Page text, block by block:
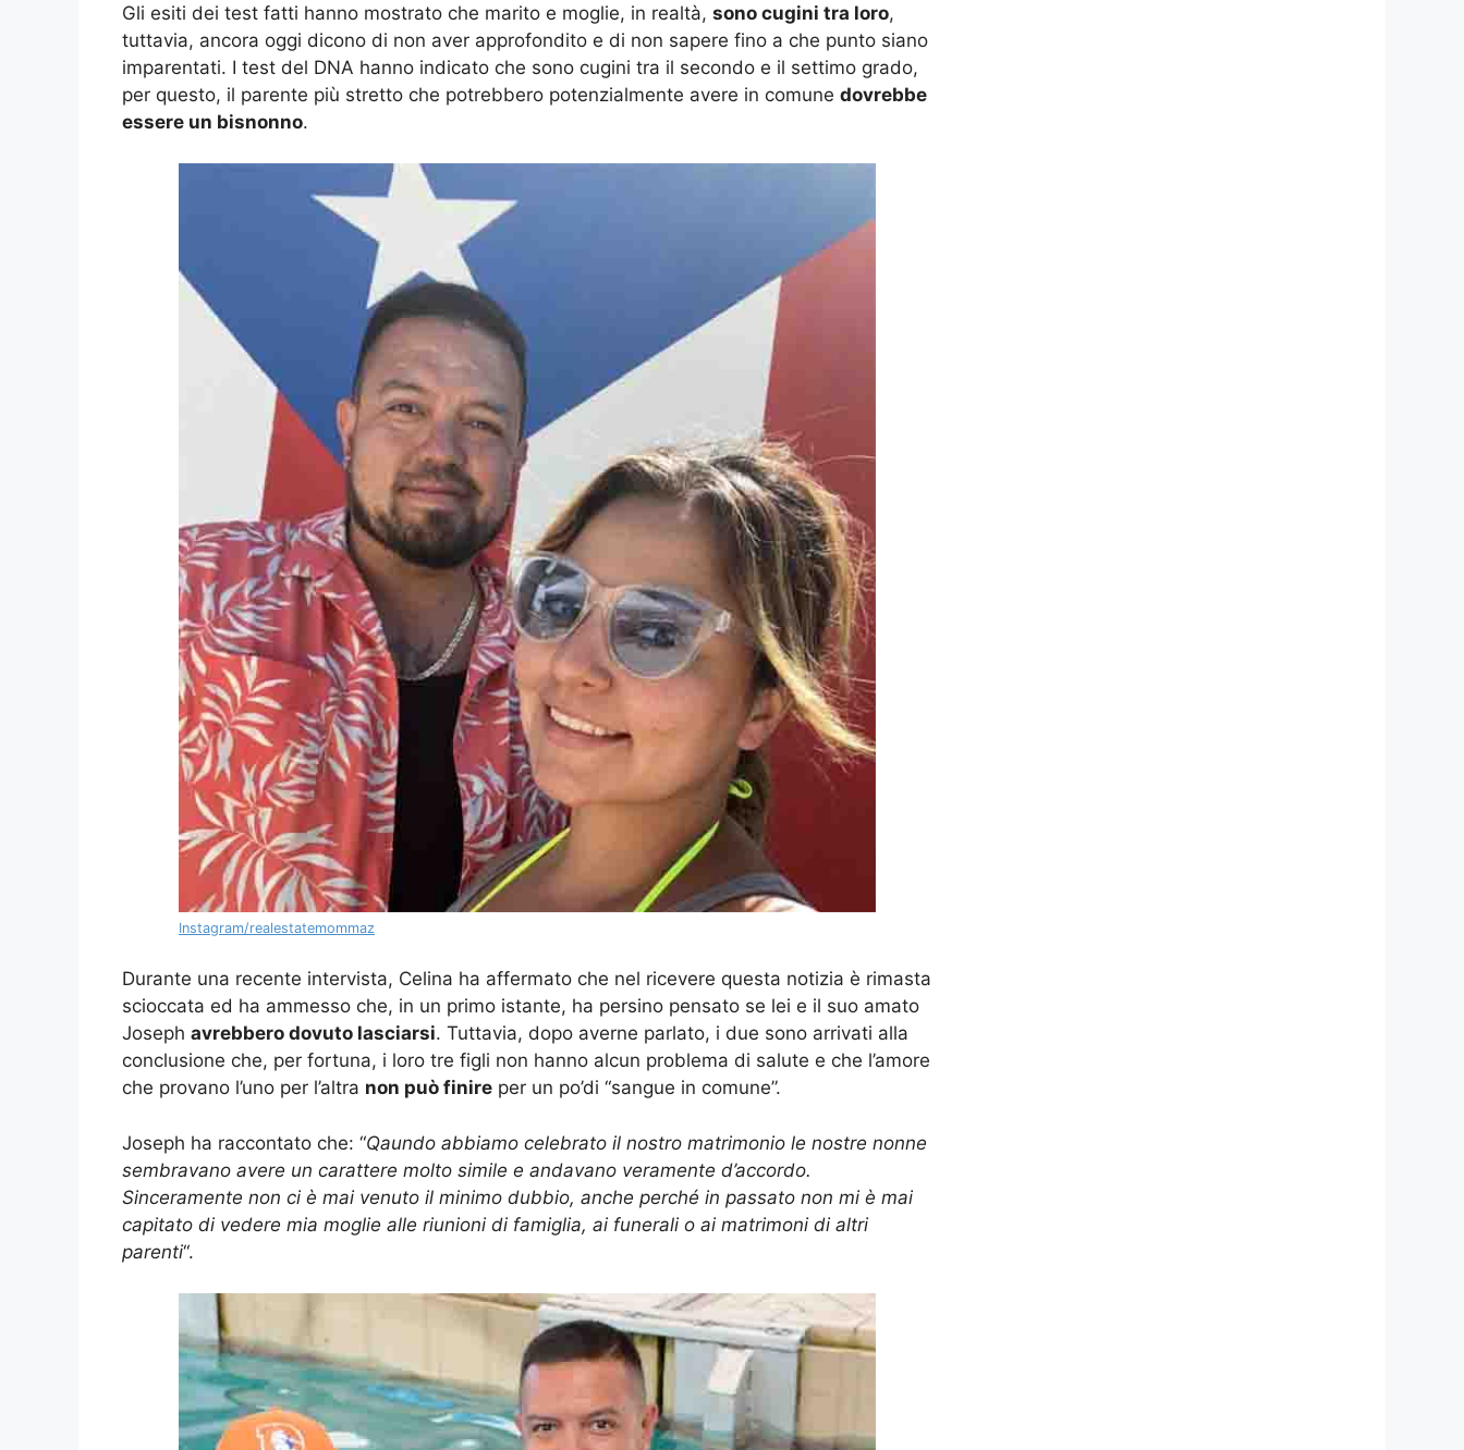
Gli esiti dei test fatti hanno mostrato che marito e moglie, in realtà, sono cugini tra loro,
tuttavia, ancora oggi dicono di non aver approfondito e di non sapere fino a che punto siano
imparentati. I test del DNA hanno indicato che sono cugini tra il secondo e il settimo grado,
per questo, il parente più stretto che potrebbero potenzialmente avere in comune dovrebbe
essere un bisnonno.
Instagram/realestatemommaz
Durante una recente intervista, Celina ha affermato che nel ricevere questa notizia è rimasta
scioccata ed ha ammesso che, in un primo istante, ha persino pensato se lei e il suo amato
Joseph avrebbero dovuto lasciarsi. Tuttavia, dopo averne parlato, i due sono arrivati alla
conclusione che, per fortuna, i loro tre figli non hanno alcun problema di salute e che l’amore
che provano l’uno per l’altra non può finire per un po’di “sangue in comune”.
Joseph ha raccontato che: “Qaundo abbiamo celebrato il nostro matrimonio le nostre nonne
sembravano avere un carattere molto simile e andavano veramente d’accordo.
Sinceramente non ci è mai venuto il minimo dubbio, anche perché in passato non mi è mai
capitato di vedere mia moglie alle riunioni di famiglia, ai funerali o ai matrimoni di altri
parenti“.